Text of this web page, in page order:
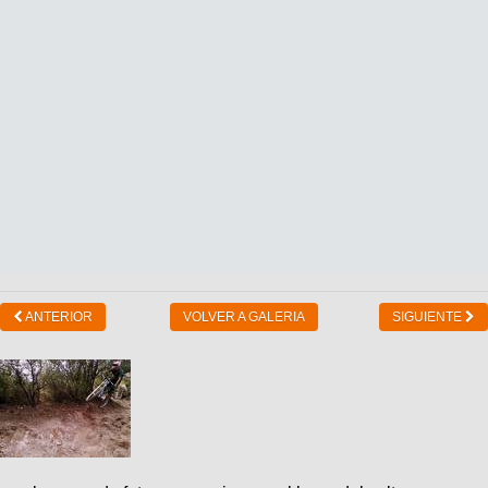
ANTERIOR VOLVER A GALERIA SIGUIENTE